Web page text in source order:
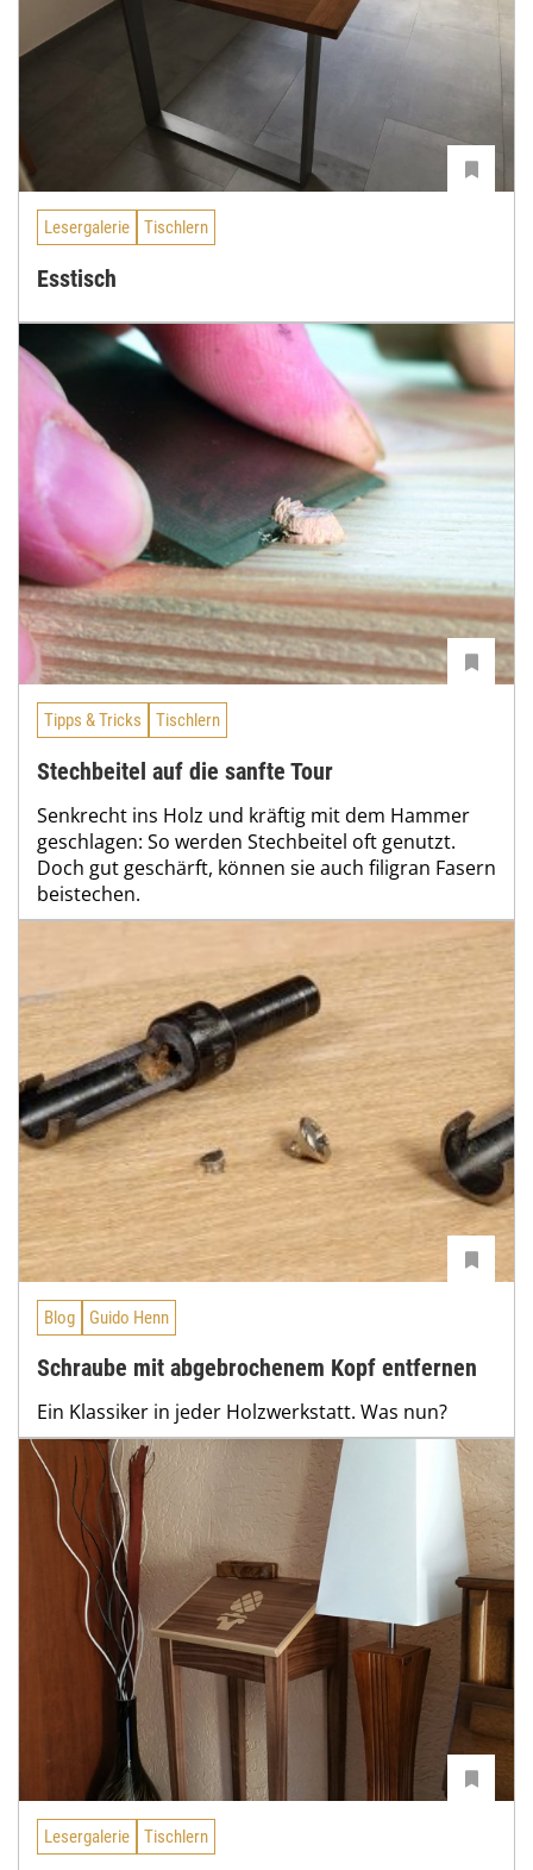
Lesergalerie Tischlern
Esstisch
Tipps & Tricks Tischlern
Stechbeitel auf die sanfte Tour
Senkrecht ins Holz und kräftig mit dem Hammer
geschlagen: So werden Stechbeitel oft genutzt.
Doch gut geschärft, können sie auch filigran Fasern
beistechen.
Blog Guido Henn
Schraube mit abgebrochenem Kopf entfernen
Ein Klassiker in jeder Holzwerkstatt. Was nun?
Lesergalerie Tischlern